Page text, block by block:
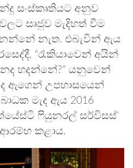
සංස්කෘතියට අනුව
සෘජුව මැදිහත් වීම
නැත. එබැවින් ඇය
“රැකියාවෙන් අයින්
හදන්නේ?” යනුවෙන්
ඇගෙන් උපහාසයෙන්
මැද ඇය 2016
ෆියුනරල් සර්විසස්’
කළාය.